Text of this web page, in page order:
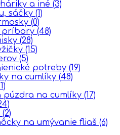
a iné (3)
sáčky (1)
(0)
príbory (48)
(28)
(15)
(5)
potreby (19)
na cumlíky (48)
púzdra na cumlíky (17)
(2)
na umývanie fliaš (6)